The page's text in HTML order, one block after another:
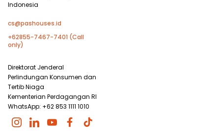
Indonesia
cs@pashouses.id
+62855-7467-7401 (Call
only)
Direktorat Jenderal
Perlindungan Konsumen dan
Tertib Niaga
Kementerian Perdagangan RI
WhatsApp: +62 853 1111 1010